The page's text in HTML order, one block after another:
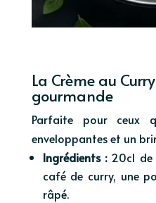
La Crème au
gourmande
Parfaite pour ceux
enveloppantes et un
Ingrédients :20cl de
café de curry, une
râpé.